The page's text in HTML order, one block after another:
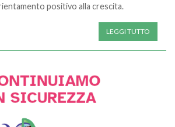
positivo alla crescita.
LEGGI TUTTO